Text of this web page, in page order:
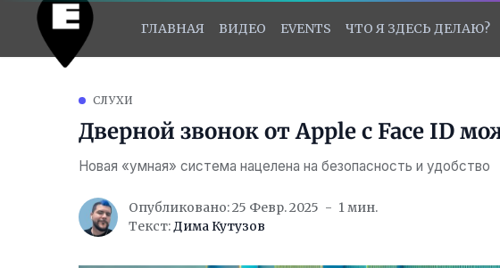
ГЛАВНАЯ ВИДЕО EVENTS ЧТО Я ЗДЕСЬ ДЕЛАЮ?
СЛУХИ
Дверной звонок от Apple с Face ID
Новая «умная» система нацелена на безопасность и удобство
Опубликовано: 25 Февр. 2025
1 мин.
Текст:Дима Кутузов